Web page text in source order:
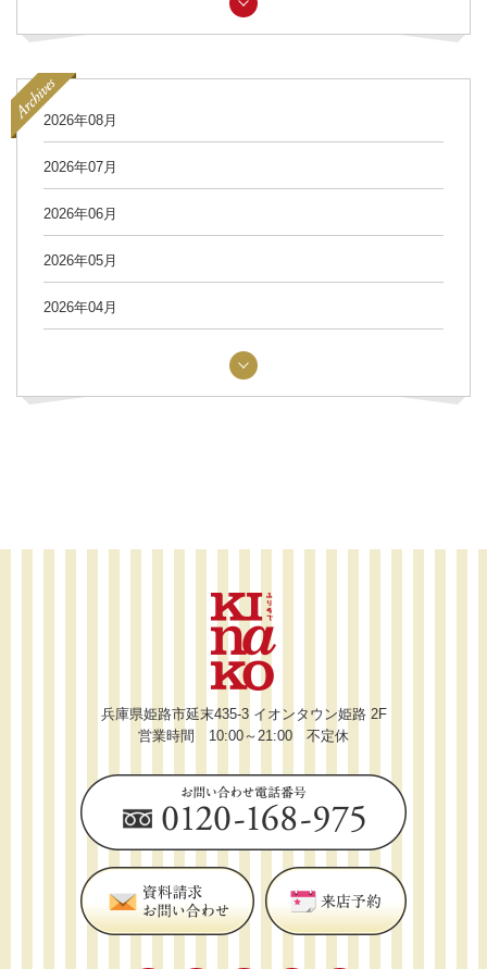
2026年08月
2026年07月
2026年06月
2026年05月
2026年04月
兵庫県姫路市延末435-3 イオンタウン姫路 2F
営業時間 10:00～21:00 不定休